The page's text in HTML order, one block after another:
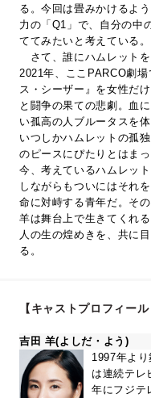
る。今回は畳みかけるよ
力の「Q1」で、自分の中
ててみたいと考えている。
さて、誰にハムレットを
2021年、ここPARCO劇
ス・シーザー』を女性だ
と闘争の果ての悲劇。血
い孤高の人ブルータスを
いつしかハムレットの孤
のピースにぴたりとはまっ
今、考えているハムレッ
しながらもついにはそれ
命に対峙する青年だ。そ
羊は舞台上で生きてくれ
人の生の煌めきを、共に
る。
【キャストプロフィール
吉田 羊(よしだ・よう)
1997年よ
は連続テレ
年にフジテ